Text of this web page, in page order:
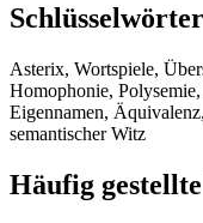
Schlüsselwörter
Asterix, Wortspiele,
Homophonie,
Eigennamen,
semantischer Witz
Häufig